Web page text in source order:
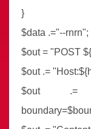
}
$data .="--rnrn";
$out = "POST
$out .=
$out .=